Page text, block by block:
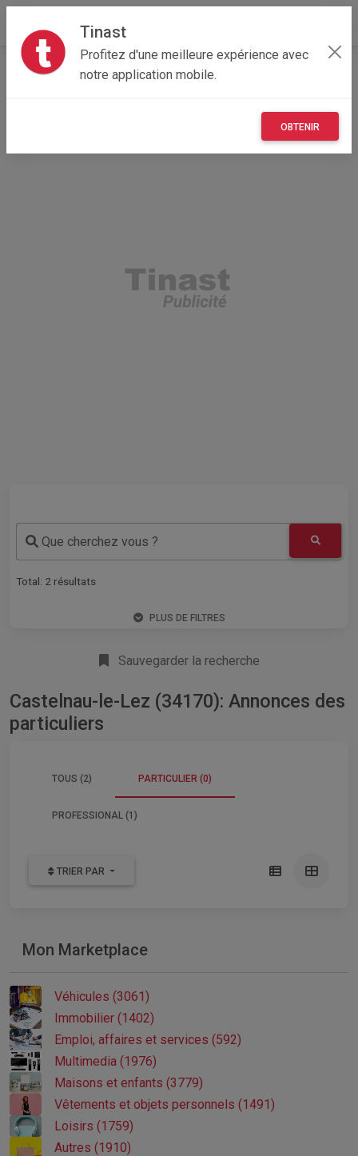
Tinast
Profitez d'une meilleure expérience avec
notre application mobile.
OBTENIR
Accueil Recherche Particulier
Que cherchez vous ?
Total: 2 résultats
PLUS DE FILTRES
Sauvegarder la recherche
Castelnau-le-Lez (34170): Annonces des
particuliers
TOUS (2) PARTICULIER (0)
PROFESSIONAL (1)
TRIER PAR
Mon Marketplace
Véhicules (3061)
Immobilier (1402)
Emploi, affaires et services (592)
Multimedia (1976)
Maisons et enfants (3779)
Vêtements et objets personnels (1491)
Loisirs (1759)
Autres (1910)